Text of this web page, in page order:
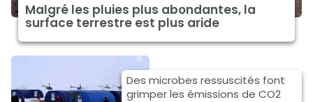
Malgré les pluies plus abondantes, la
surface terrestre est plus aride
Des microbes ressuscités font
grimper les émissions de CO2